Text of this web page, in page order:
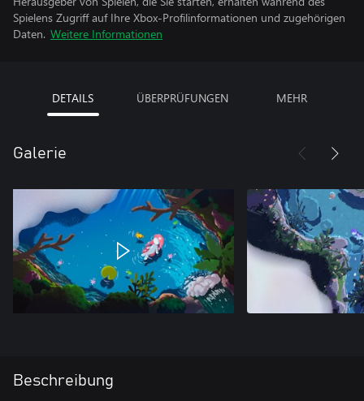
Spielens Zugriff auf Ihre Xbox-Profilinformationen und zugehörigen
Daten. Weitere Informationen
DETAILS ÜBERPRÜFUNGEN MEHR
Galerie
Beschreibung